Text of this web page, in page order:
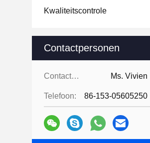
Kwaliteitscontrole
Contactpersonen
Contactpersonen: Ms. Vivien
Telefoon: 86-153-05605250